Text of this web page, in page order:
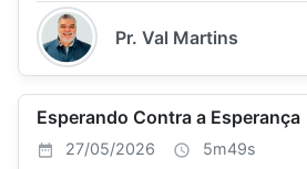
Pr. Val Martins
Esperando Contra a Esperança
27/05/2026 5m49s